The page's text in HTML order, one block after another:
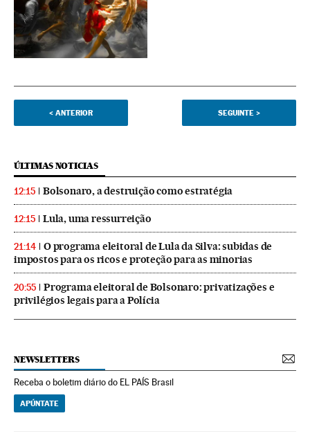
< ANTERIOR SEGUINTE >
ÚLTIMAS NOTICIAS
12:15 Bolsonaro, a destruição como estratégia
12:15 Lula, uma ressurreição
21:14
O programa eleitoral de Lula da Silva: subidas de
impostos para os ricos e proteção para as minorias
20:55
Programa eleitoral de Bolsonaro: privatizações e
privilégios legais para a Polícia
NEWSLETTERS
Receba o boletim diário do EL PAÍS Brasil
APÚNTATE